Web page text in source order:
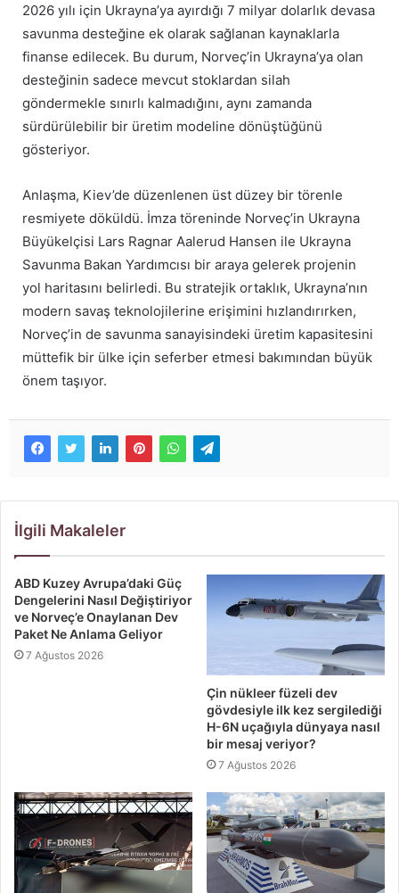
2026 yılı için Ukrayna’ya ayırdığı 7 milyar dolarlık devasa
savunma desteğine ek olarak sağlanan kaynaklarla
finanse edilecek. Bu durum, Norveç’in Ukrayna’ya olan
desteğinin sadece mevcut stoklardan silah
göndermekle sınırlı kalmadığını, aynı zamanda
sürdürülebilir bir üretim modeline dönüştüğünü
gösteriyor.
Anlaşma, Kiev’de düzenlenen üst düzey bir törenle
resmiyete döküldü. İmza töreninde Norveç’in Ukrayna
Büyükelçisi Lars Ragnar Aalerud Hansen ile Ukrayna
Savunma Bakan Yardımcısı bir araya gelerek projenin
yol haritasını belirledi. Bu stratejik ortaklık, Ukrayna’nın
modern savaş teknolojilerine erişimini hızlandırırken,
Norveç’in de savunma sanayisindeki üretim kapasitesini
müttefik bir ülke için seferber etmesi bakımından büyük
önem taşıyor.
İlgili Makaleler
ABD Kuzey Avrupa’daki Güç
Dengelerini Nasıl Değiştiriyor
ve Norveç’e Onaylanan Dev
Paket Ne Anlama Geliyor
7 Ağustos 2026
Çin nükleer füzeli dev
gövdesiyle ilk kez sergilediği
H-6N uçağıyla dünyaya nasıl
bir mesaj veriyor?
7 Ağustos 2026